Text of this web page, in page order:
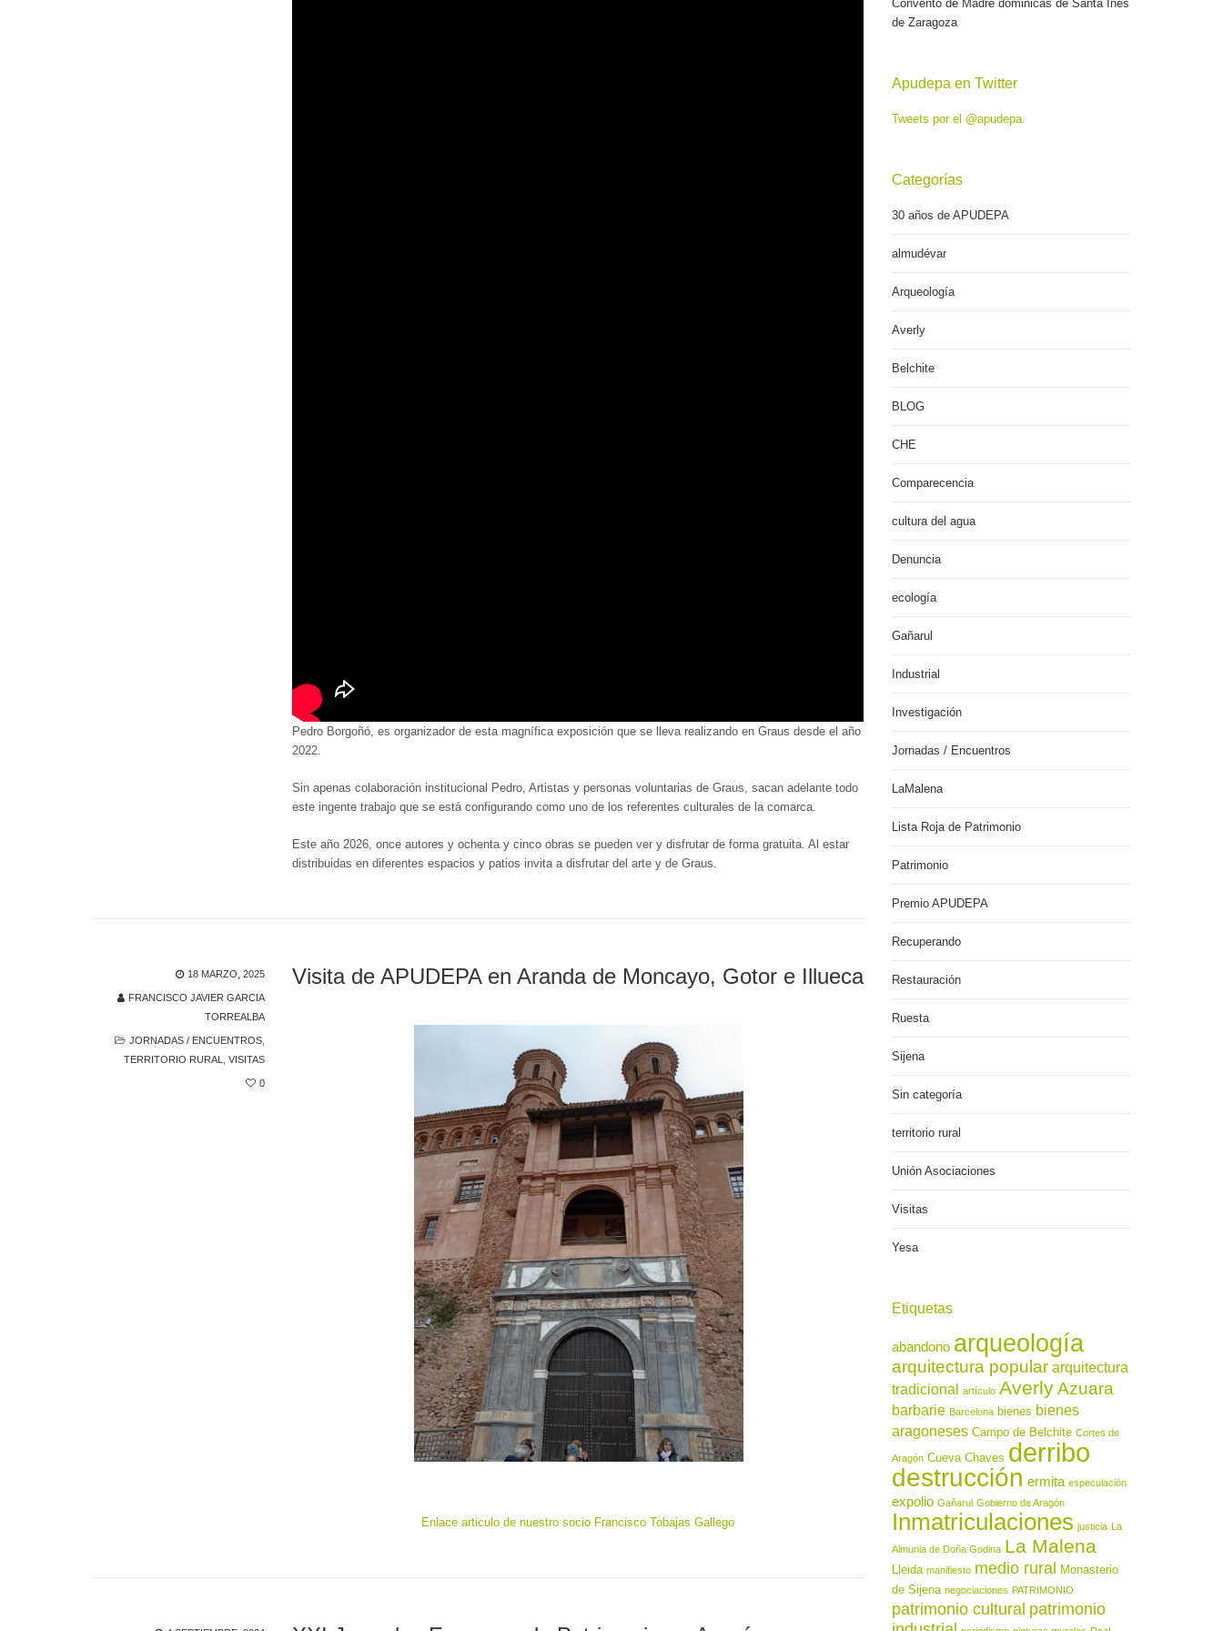
Pedro Borgoñó, es organizador de esta magnífica exposición que se lleva realizando en Graus desde el año
2022.
Sin apenas colaboración institucional Pedro, Artistas y personas voluntarias de Graus, sacan adelante todo
este ingente trabajo que se está configurando como uno de los referentes culturales de la comarca.
Este año 2026, once autores y ochenta y cinco obras se pueden ver y disfrutar de forma gratuita. Al estar
distribuidas en diferentes espacios y patios invita a disfrutar del arte y de Graus.
18 MARZO, 2025
FRANCISCO JAVIER GARCIA
TORREALBA
JORNADAS / ENCUENTROS
TERRITORIO RURAL
,VISITAS
0
Visita de APUDEPA en Aranda de Moncayo, Gotor e Illueca
Enlace articulo de nuestro socio Francisco Tobajas Gallego
Convento de Madre dominicas de Santa Inés
de Zaragoza
Apudepa en Twitter
Tweets por el @apudepa.
Categorías
30 años de APUDEPA
almudévar
Arqueología
Averly
Belchite
BLOG
CHE
Comparecencia
cultura del agua
Denuncia
ecología
Gañarul
Industrial
Investigación
Jornadas / Encuentros
LaMalena
Lista Roja de Patrimonio
Patrimonio
Premio APUDEPA
Recuperando
Restauración
Ruesta
Sijena
Sin categoría
territorio rural
Unión Asociaciones
Visitas
Yesa
Etiquetas
abandono arqueología
arquitectura popular arquitectura
tradicional artículo Averly Azuara
barbarie Barcelona bienes bienes
aragoneses Campo de Belchite Cortes de
Aragón Cueva Chaves derribo
destrucción ermita especulación
expolio Gañarul Gobierno de Aragón
Inmatriculaciones justicia La
Almunia de Doña Godina La Malena
Lleida manifiesto medio rural
Monasterio
de Sijena negociaciones PATRIMONIO
patrimonio cultural patrimonio